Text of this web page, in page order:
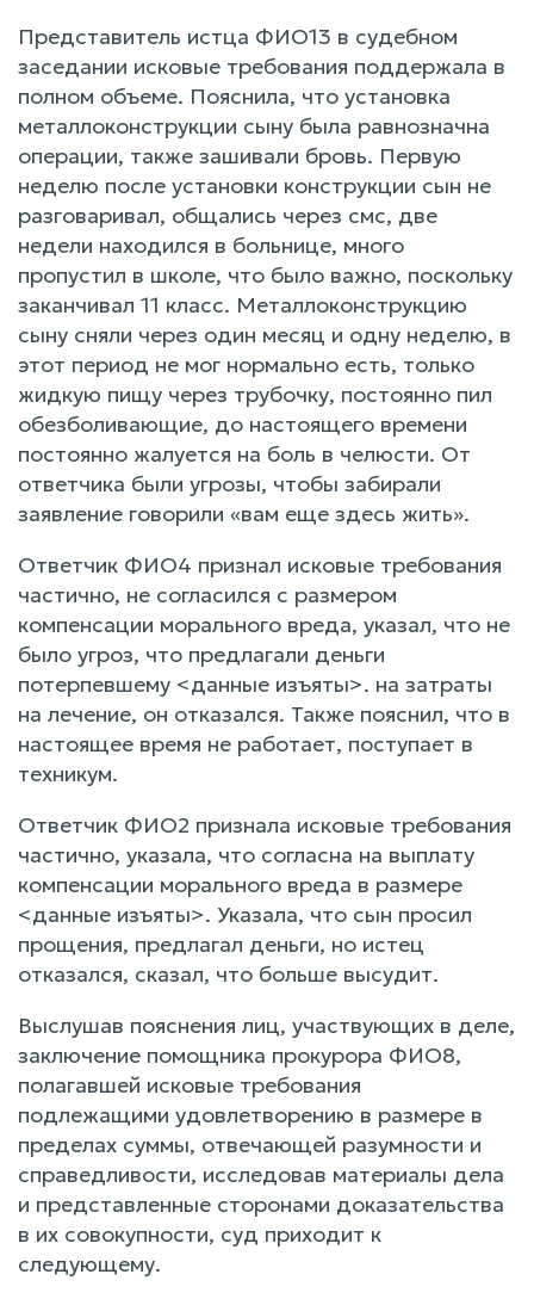
Представитель истца ФИО13 в судебном
заседании исковые требования поддержала в
полном объеме. Пояснила, что установка
металлоконструкции сыну была равнозначна
операции, также зашивали бровь. Первую
неделю после установки конструкции сын не
разговаривал, общались через смс, две
недели находился в больнице, много
пропустил в школе, что было важно, поскольку
заканчивал 11 класс. Металлоконструкцию
сыну сняли через один месяц и одну неделю, в
этот период не мог нормально есть, только
жидкую пищу через трубочку, постоянно пил
обезболивающие, до настоящего времени
постоянно жалуется на боль в челюсти. От
ответчика были угрозы, чтобы забирали
заявление говорили «вам еще здесь жить».
Ответчик ФИО4 признал исковые требования
частично, не согласился с размером
компенсации морального вреда, указал, что не
было угроз, что предлагали деньги
потерпевшему <данные изъяты>. на затраты
на лечение, он отказался. Также пояснил, что в
настоящее время не работает, поступает в
техникум.
Ответчик ФИО2 признала исковые требования
частично, указала, что согласна на выплату
компенсации морального вреда в размере
<данные изъяты>. Указала, что сын просил
прощения, предлагал деньги, но истец
отказался, сказал, что больше высудит.
Выслушав пояснения лиц, участвующих в деле,
заключение помощника прокурора ФИО8,
полагавшей исковые требования
подлежащими удовлетворению в размере в
пределах суммы, отвечающей разумности и
справедливости, исследовав материалы дела
и представленные сторонами доказательства
в их совокупности, суд приходит к
следующему.